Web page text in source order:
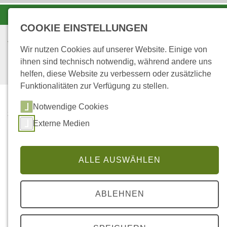
STARTSEITE
...
...IN DEN REVIEREN
... in den Revieren
Forstrevier Daun
COOKIE EINSTELLUNGEN
Wir nutzen Cookies auf unserer Website. Einige von
ihnen sind technisch notwendig, während andere uns
helfen, diese Website zu verbessern oder zusätzliche
Funktionalitäten zur Verfügung zu stellen.
Notwendige Cookies
Externe Medien
ALLE AUSWÄHLEN
ABLEHNEN